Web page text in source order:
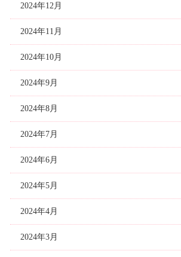
2024年12月
2024年11月
2024年10月
2024年9月
2024年8月
2024年7月
2024年6月
2024年5月
2024年4月
2024年3月